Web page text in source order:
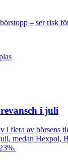
– ser risk
i juli
i flera av börsens
medan Hexpol,